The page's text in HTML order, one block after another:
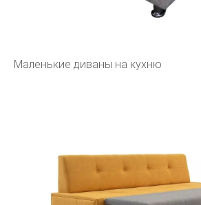
Маленькие диваны на кухню